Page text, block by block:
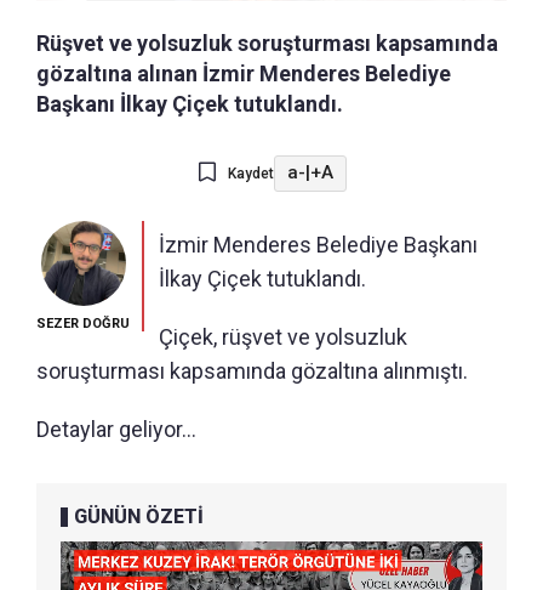
Rüşvet ve yolsuzluk soruşturması kapsamında
gözaltına alınan İzmir Menderes Belediye
Başkanı İlkay Çiçek tutuklandı.
Kaydet a-|+A
SEZER DOĞRU
İzmir Menderes Belediye Başkanı
İlkay Çiçek tutuklandı.
Çiçek, rüşvet ve yolsuzluk
soruşturması kapsamında gözaltına alınmıştı.
Detaylar geliyor...
GÜNÜN ÖZETİ